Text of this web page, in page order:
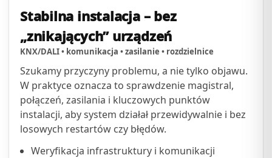
Stabilna instalacja – bez
„znikających” urządzeń
KNX/DALI • komunikacja • zasilanie • rozdzielnice
Szukamy przyczyny problemu, a nie tylko objawu.
W praktyce oznacza to sprawdzenie magistral,
połączeń, zasilania i kluczowych punktów
instalacji, aby system działał przewidywalnie i bez
losowych restartów czy błędów.
Weryfikacja infrastruktury i komunikacji